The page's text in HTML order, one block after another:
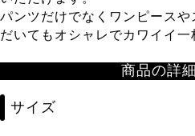
パンツだけでなくワンピース
だいてもオシャレでカワイイ
商品の詳
サイズ